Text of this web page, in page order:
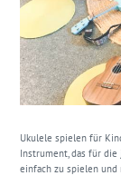
Ukulele spielen für
Instrument, das für
einfach zu spielen und